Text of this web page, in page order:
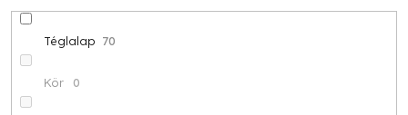
Téglalap 70
Kör 0